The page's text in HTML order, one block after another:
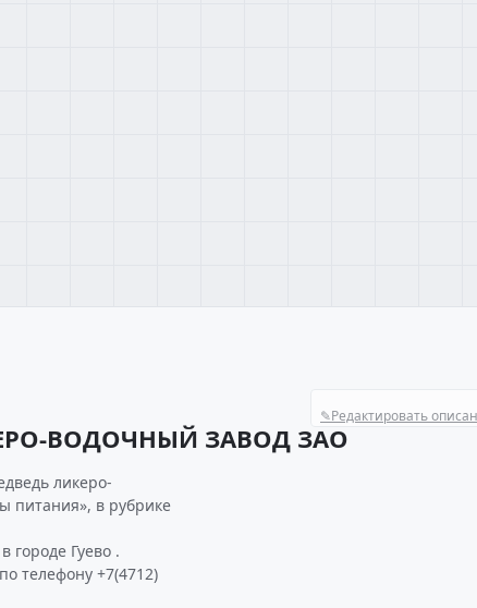
✎Редактировать
ВОДОЧНЫЙ ЗАВОД ЗАО
ликеро-
питания», в рубрике
Гуево .
телефону +7(4712)